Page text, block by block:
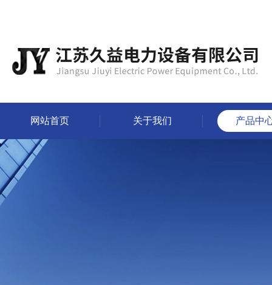
网站首页 关于我们 产品中